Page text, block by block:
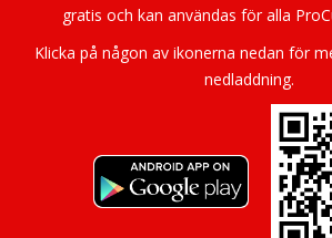
gratis och kan användas för alla
Klicka på någon av ikonerna nedan för
nedladdning.